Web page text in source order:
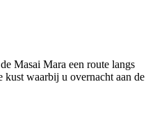
Masai Mara een route langs
waarbij u overnacht aan de